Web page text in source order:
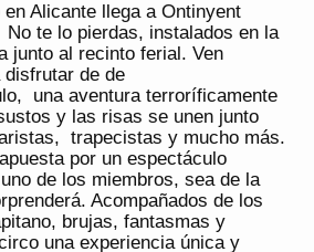
en Alicante llega a Ontinyent
te lo pierdas, instalados en la
junto al recinto ferial. Ven
de de
una aventura terroríficamente
y las risas se unen junto
trapecistas y mucho más.
por un espectáculo
de los miembros, sea de la
Acompañados de los
brujas, fantasmas y
una experiencia única y